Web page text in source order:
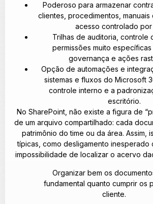
Poderoso para armazenar
clientes, procedimentos,
acesso controlado por
Trilhas de auditoria, controle
permissões muito
governança e ações
Opção de automações e
sistemas e fluxos do Microsoft
controle interno e a
escritório.
No SharePoint, não existe a figura de
de um arquivo compartilhado: cada
patrimônio do time ou da área. Assim,
típicas, como desligamento
impossibilidade de localizar o acervo
Organizar bem os
fundamental quanto cumprir os
cliente.